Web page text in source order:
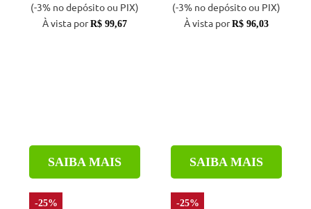
(-3% no depósito ou PIX)
À vista porR$ 99,67
SAIBA MAIS
(-3% no depósito ou PIX)
À vista porR$ 96,03
SAIBA MAIS
-25% -25%